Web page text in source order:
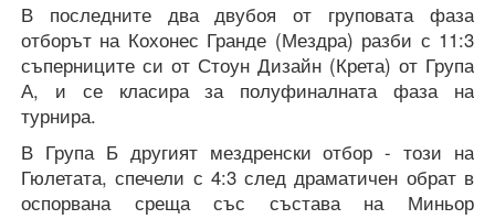
В последните два двубоя от груповата фаза
отборът на Кохонес Гранде (Мездра) разби с 11:3
съперниците си от Стоун Дизайн (Крета) от Група
А, и се класира за полуфиналната фаза на
турнира.
В Група Б другият мездренски отбор - този на
Гюлетата, спечели с 4:3 след драматичен обрат в
оспорвана среща със състава на Миньор